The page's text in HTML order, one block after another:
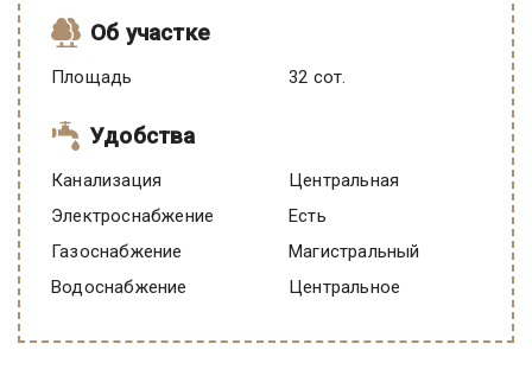
Об участке
Площадь 32 сот.
Удобства
Канализация
Центральная
Электроснабжение
есть
Газоснабжение
Магистральный
Водоснабжение
Центральное